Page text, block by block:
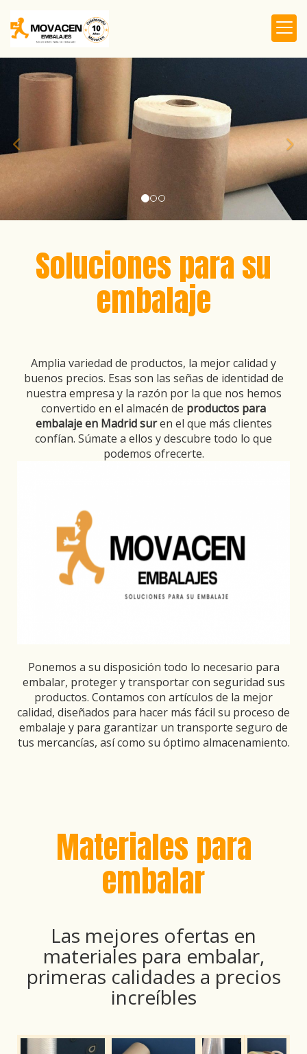
prev
Productos de
Soluciones para su
embalaje
Amplia variedad de productos, la mejor calidad y
buenos precios. Esas son las señas de identidad de
nuestra empresa y la razón por la que nos hemos
convertido en el almacén de productos para
embalaje en Madrid suren el que más clientes
confían. Súmate a ellos y descubre todo lo que
podemos ofrecerte.
Ponemos a su disposición todo lo necesario para
embalar, proteger y transportar con seguridad sus
productos. Contamos con artículos de la mejor
calidad, diseñados para hacer más fácil su proceso de
embalaje y para garantizar un transporte seguro de
tus mercancías, así como su óptimo almacenamiento.
Materiales para
embalar
Las mejores ofertas en
materiales para embalar,
primeras calidades a precios
increíbles